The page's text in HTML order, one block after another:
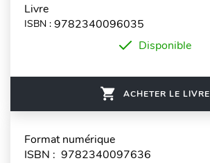
Livre
ISBN : 9782340096035
Disponible
ACHETER LE LIVRE
Format numérique
ISBN : 9782340097636